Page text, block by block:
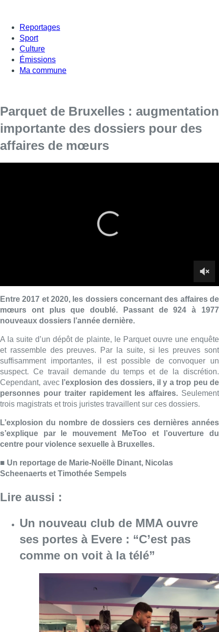
Reportages
Sport
Culture
Émissions
Ma commune
Parquet de Bruxelles : augmentation
importante des dossiers pour des
affaires de mœurs
et rassemble des preuves. Par la suite, si les preuves sont
suffisamment importantes, il est possible de convoquer un
Seulement
s’explique par le mouvement MeToo et l’ouverture du
centre pour violence sexuelle à Bruxelles.
Scheenaerts et Timothée Sempels
Lire aussi :
Un nouveau club de MMA ouvre
ses portes à Evere : “C’est pas
comme on voit à la télé”
08 août 2026Consulter l'article "Un nouveau club de